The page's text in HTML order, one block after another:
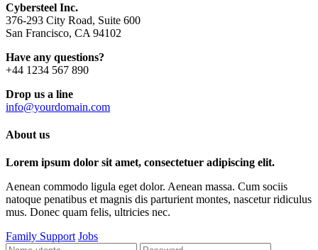
Cybersteel Inc.
376-293 City Road, Suite 600
San Francisco, CA 94102
Have any questions?
+44 1234 567 890
Drop us a line
info@yourdomain.com
About us
Lorem ipsum dolor sit amet, consectetuer adipiscing elit.
Aenean commodo ligula eget dolor. Aenean massa. Cum sociis
natoque penatibus et magnis dis parturient montes, nascetur ridiculus
mus. Donec quam felis, ultricies nec.
Family Support Jobs